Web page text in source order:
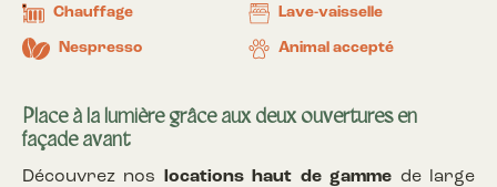
Chauffage Lave-vaisselle
Nespresso Animal accepté
Place à la lumière grâce aux deux ouvertures en
façade avant
Découvrez nos locations haut de gamme de large